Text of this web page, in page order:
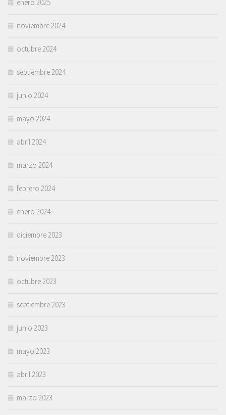
enero 2025
noviembre 2024
octubre 2024
septiembre 2024
junio 2024
mayo 2024
abril 2024
marzo 2024
febrero 2024
enero 2024
diciembre 2023
noviembre 2023
octubre 2023
septiembre 2023
junio 2023
mayo 2023
abril 2023
marzo 2023